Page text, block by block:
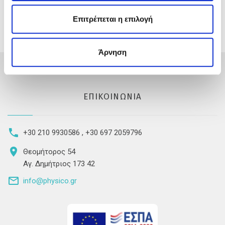
Επιτρέπεται η επιλογή
Άρνηση
ΕΠΙΚΟΙΝΩΝΊΑ
+30 210 9930586 , +30 697 2059796
Θεομήτορος 54
Αγ. Δημήτριος 173 42
info@physico.gr